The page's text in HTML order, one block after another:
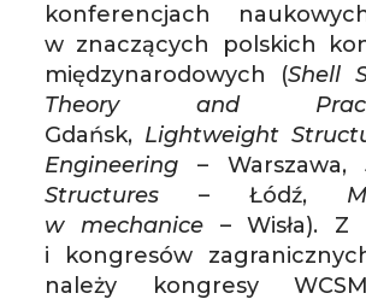
konferencjach
w znaczących polskich
międzynarodowych (Shell
Theory and
Gdańsk, Lightweight
Engineering – Warszawa,
Structures – Łódź,
w mechanice – Wisła). Z
i kongresów
należy kongresy